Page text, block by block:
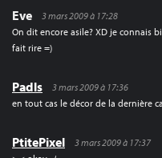
Eve
3 mars 2009 à 17:28
On dit encore asile? XD je connais
fait rire =)
Padls
3 mars 2009 à 17:36
en tout cas le décor de la dernière
PtitePixel
3 mars 2009 à 17:37